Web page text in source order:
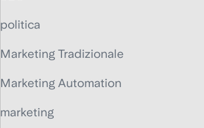
politica
Marketing Tradizionale
Marketing Automation
marketing